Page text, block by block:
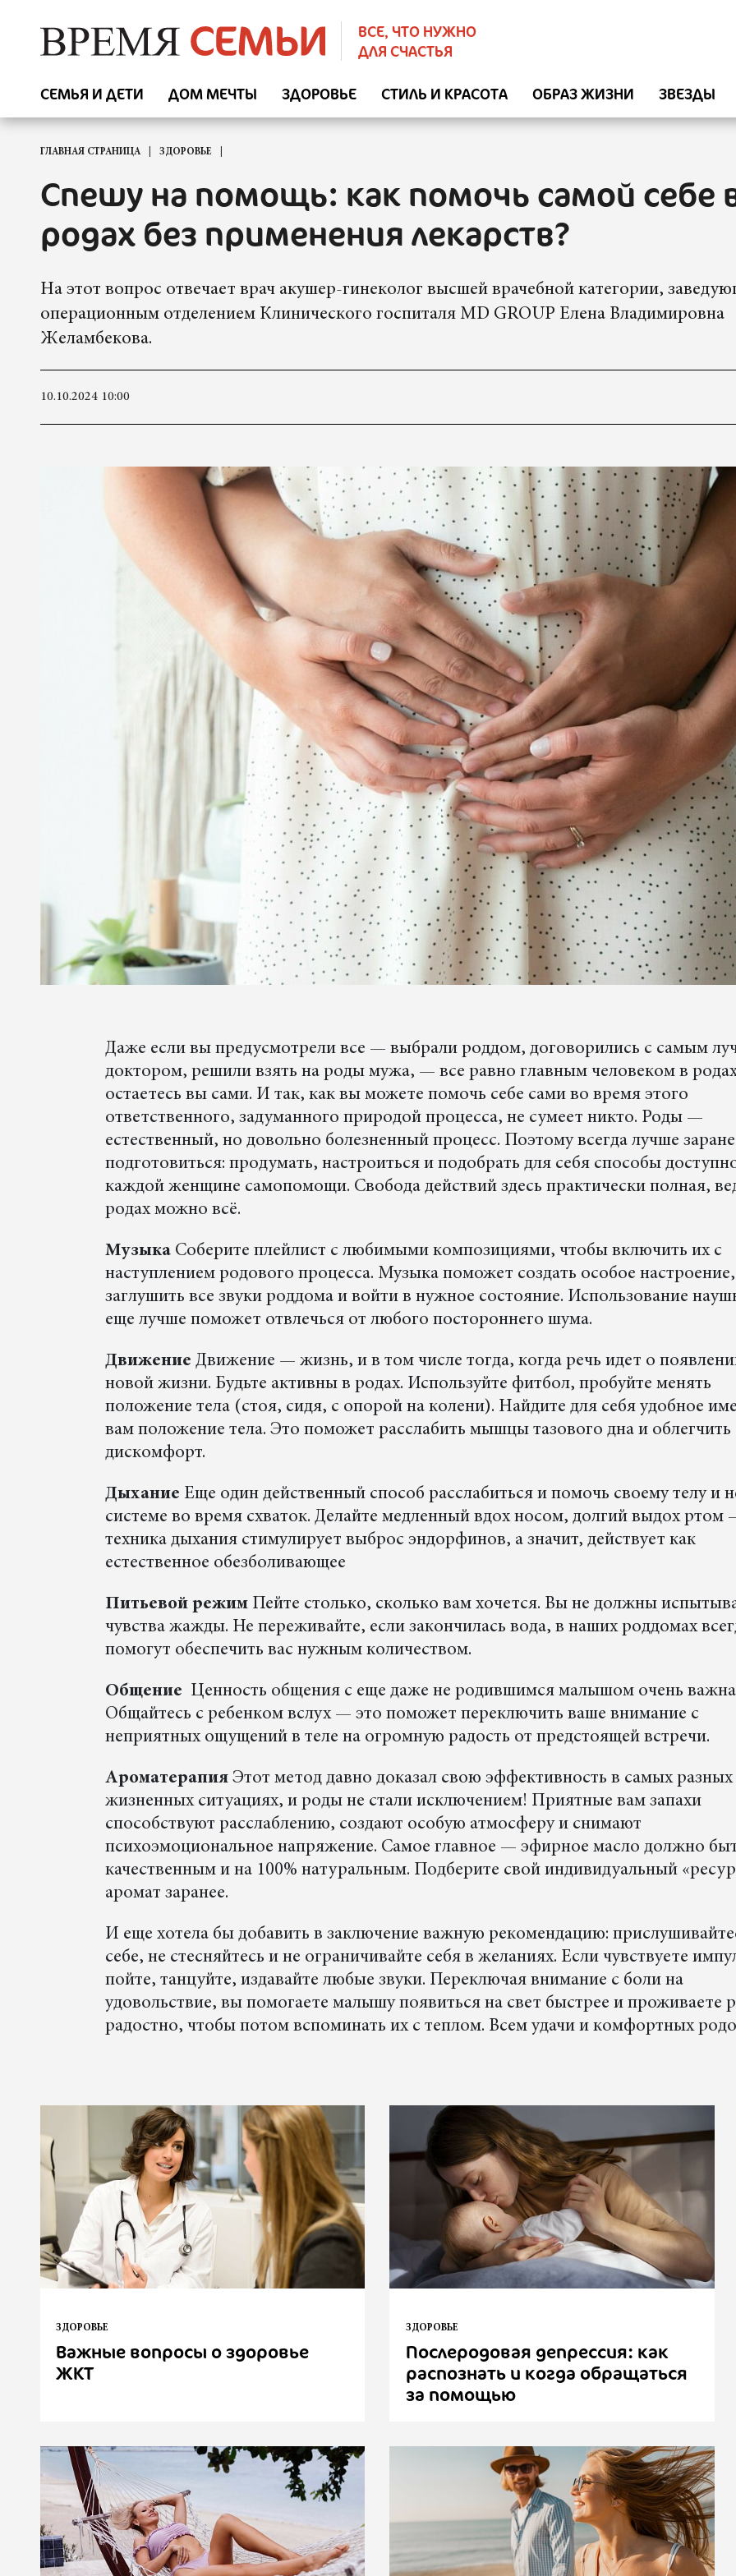
ВСЕ, ЧТО НУЖНО
ДЛЯ СЧАСТЬЯ
СЕМЬЯ И ДЕТИ ДОМ МЕЧТЫ ЗДОРОВЬЕ СТИЛЬ И КРАСОТА ОБРАЗ ЖИЗНИ ЗВЕЗДЫ
ГЛАВНАЯ СТРАНИЦА ЗДОРОВЬЕ
Спешу на помощь: как помочь самой себе
родах без применения лекарств?
На этот вопрос отвечает врач акушер-гинеколог высшей врачебной категории,
операционным отделением Клинического госпиталя MD GROUP Елена Владимировна
Желамбекова.
10.10.2024 10:00
Даже если вы предусмотрели все — выбрали роддом, договорились с самым
доктором, решили взять на роды мужа, — все равно главным человеком в
остаетесь вы сами. И так, как вы можете помочь себе сами во время этого
ответственного, задуманного природой процесса, не сумеет никто. Роды —
естественный, но довольно болезненный процесс. Поэтому всегда лучше
подготовиться: продумать, настроиться и подобрать для себя способы
каждой женщине самопомощи. Свобода действий здесь практически полная,
родах можно всё.
Музыка Соберите плейлист с любимыми композициями, чтобы включить их с
наступлением родового процесса. Музыка поможет создать особое настроение,
заглушить все звуки роддома и войти в нужное состояние. Использование
еще лучше поможет отвлечься от любого постороннего шума.
Движение Движение — жизнь, и в том числе тогда, когда речь идет о
новой жизни. Будьте активны в родах. Используйте фитбол, пробуйте менять
положение тела (стоя, сидя, с опорой на колени). Найдите для себя удобное
вам положение тела. Это поможет расслабить мышцы тазового дна и облегчить
дискомфорт.
Дыхание Еще один действенный способ расслабиться и помочь своему телу и
системе во время схваток. Делайте медленный вдох носом, долгий выдох ртом
техника дыхания стимулирует выброс эндорфинов, а значит, действует как
естественное обезболивающее
Питьевой режим Пейте столько, сколько вам хочется. Вы не должны
чувства жажды. Не переживайте, если закончилась вода, в наших роддомах
помогут обеспечить вас нужным количеством.
Общение Ценность общения с еще даже не родившимся малышом очень
Общайтесь с ребенком вслух — это поможет переключить ваше внимание с
неприятных ощущений в теле на огромную радость от предстоящей встречи.
Ароматерапия Этот метод давно доказал свою эффективность в самых разных
жизненных ситуациях, и роды не стали исключением! Приятные вам запахи
способствуют расслаблению, создают особую атмосферу и снимают
психоэмоциональное напряжение. Самое главное — эфирное масло должно
качественным и на 100% натуральным. Подберите свой индивидуальный
аромат заранее.
И еще хотела бы добавить в заключение важную рекомендацию:
себе, не стесняйтесь и не ограничивайте себя в желаниях. Если чувствуете
пойте, танцуйте, издавайте любые звуки. Переключая внимание с боли на
удовольствие, вы помогаете малышу появиться на свет быстрее и проживаете
радостно, чтобы потом вспоминать их с теплом. Всем удачи и комфортных
ЗДОРОВЬЕ
Важные вопросы о здоровье
ЖКТ
ЗДОРОВЬЕ
Послеродовая депрессия: как
распознать и когда обращаться
за помощью